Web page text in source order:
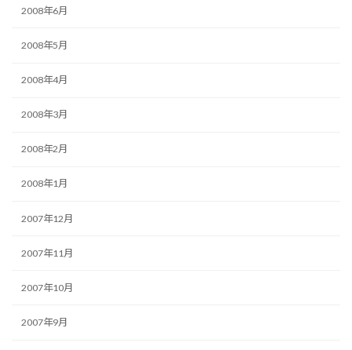
2008年6月
2008年5月
2008年4月
2008年3月
2008年2月
2008年1月
2007年12月
2007年11月
2007年10月
2007年9月